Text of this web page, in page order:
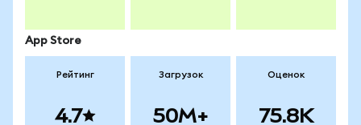
App Store
Рейтинг
4.7
Загрузок
50M+
Оценок
75.8K